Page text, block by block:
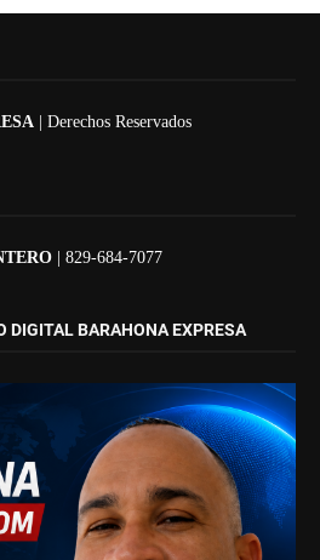
| Derechos Reservados
| 829-684-7077
DIGITAL BARAHONA EXPRESA